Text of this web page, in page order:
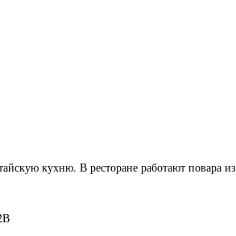
кухню. В ресторане работают повара из
В